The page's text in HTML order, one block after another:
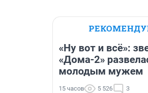
«Ну вот и всё»:
«Дома-2»
молодым мужем
15 часов 5 526 3